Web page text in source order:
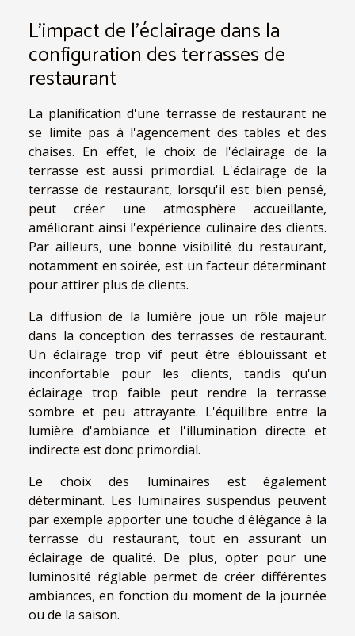
L'impact de l'éclairage dans la
configuration des terrasses de
restaurant
La planification d'une terrasse de restaurant ne
se limite pas à l'agencement des tables et des
chaises. En effet, le choix de l'éclairage de la
terrasse est aussi primordial. L'éclairage de la
terrasse de restaurant, lorsqu'il est bien pensé,
peut créer une atmosphère accueillante,
améliorant ainsi l'expérience culinaire des clients.
Par ailleurs, une bonne visibilité du restaurant,
notamment en soirée, est un facteur déterminant
pour attirer plus de clients.
La diffusion de la lumière joue un rôle majeur
dans la conception des terrasses de restaurant.
Un éclairage trop vif peut être éblouissant et
inconfortable pour les clients, tandis qu'un
éclairage trop faible peut rendre la terrasse
sombre et peu attrayante. L'équilibre entre la
lumière d'ambiance et l'illumination directe et
indirecte est donc primordial.
Le choix des luminaires est également
déterminant. Les luminaires suspendus peuvent
par exemple apporter une touche d'élégance à la
terrasse du restaurant, tout en assurant un
éclairage de qualité. De plus, opter pour une
luminosité réglable permet de créer différentes
ambiances, en fonction du moment de la journée
ou de la saison.